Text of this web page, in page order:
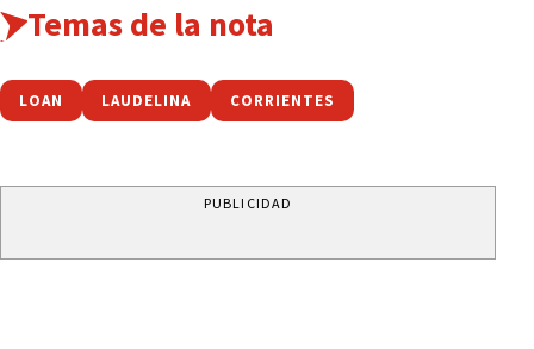
Temas de la nota
LOAN LAUDELINA CORRIENTES
PUBLICIDAD